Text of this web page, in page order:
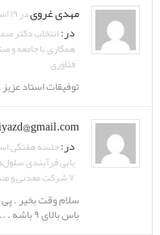
مهدی غرویدر ۱۹ اسفند
در:انتخاب دکتر
فناوری
توفیقات استاد
در:جلسه هفتگی
۷ شرکت معدنی و صنعتی گل‌گهر
سلام وقت بخیر . پی
باس بالای ۹ باشه . ...